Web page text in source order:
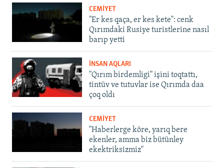
CEMİYET
"Er kes qaça, er kes kete": cenk
Qırımdaki Rusiye turistlerine nasıl
barıp yetti
İNSAN AQLARI
"Qırım birdemligi" işini toqtattı,
tintüv ve tutuvlar ise Qırımda daa
çoq oldı
CEMİYET
"Haberlerge köre, yarıq bere
ekenler, amma biz bütünley
ekektriksizmiz"